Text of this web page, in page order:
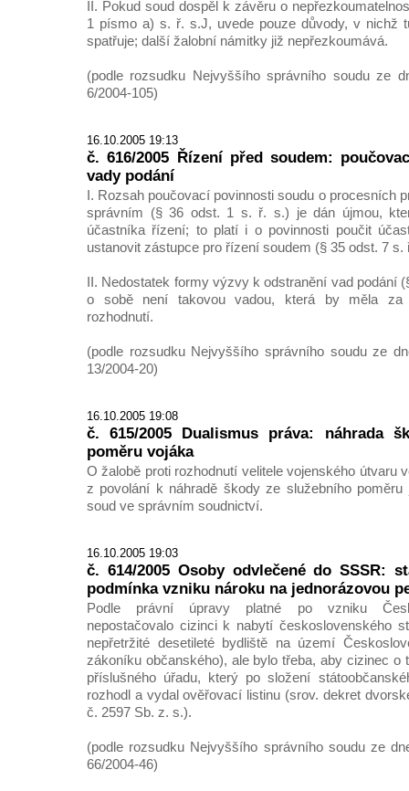
II. Pokud soud dospěl k závěru o
1 písmo a) s. ř. s.J, uvede pouze důvody, v nichž
spatřuje; další žalobní námitky již nepřezkoumává.
(podle rozsudku Nejvyššího správního soudu ze
6/2004-105)
16.10.2005 19:13
č. 616/2005 Řízení před soudem:
vady podání
I. Rozsah poučovací povinnosti soudu o procesních
správním (§ 36 odst. 1 s. ř. s.) je dán újmou,
účastníka řízení; to platí i o povinnosti poučit
ustanovit zástupce pro řízení soudem (§ 35 odst. 7 s.
II. Nedostatek formy výzvy k odstranění vad podání
o sobě není takovou vadou, která by měla za
rozhodnutí.
(podle rozsudku Nejvyššího správního soudu ze
13/2004-20)
16.10.2005 19:08
č. 615/2005 Dualismus práva: náhrada
poměru vojáka
O žalobě proti rozhodnutí velitele vojenského útvaru
z povolání k náhradě škody ze služebního poměru
soud ve správním soudnictví.
16.10.2005 19:03
č. 614/2005 Osoby odvlečené do SSSR:
podmínka vzniku nároku na jednorázovou
Podle právní úpravy platné po vzniku
nepostačovalo cizinci k nabytí československého
nepřetržité desetileté bydliště na území
zákoníku občanského), ale bylo třeba, aby cizinec o
příslušného úřadu, který po složení
rozhodl a vydal ověřovací listinu (srov. dekret
č. 2597 Sb. z. s.).
(podle rozsudku Nejvyššího správního soudu ze
66/2004-46)